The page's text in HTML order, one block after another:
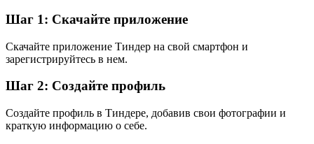
Шаг 1: Скачайте приложение
Скачайте приложение Тиндер на свой смартфон и
зарегистрируйтесь в нем.
Шаг 2: Создайте профиль
Создайте профиль в Тиндере, добавив свои фотографии и
краткую информацию о себе.